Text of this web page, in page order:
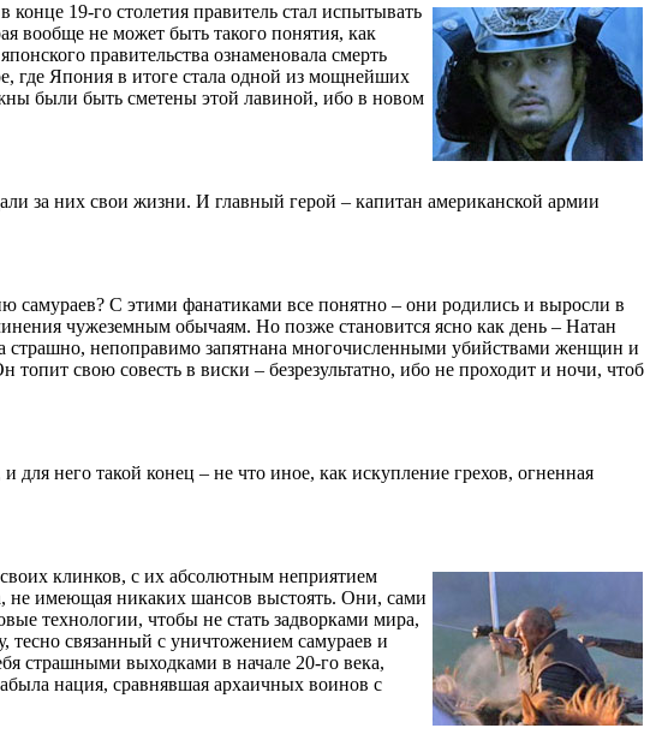
19-го столетия правитель стал испытывать
вообще не может быть такого понятия, как
правительства ознаменовала смерть
где Япония в итоге стала одной из мощнейших
были быть сметены этой лавиной, ибо в новом
за них свои жизни. И главный герой – капитан американской армии
самураев? С этими фанатиками все понятно – они родились и выросли в
чужеземным обычаям. Но позже становится ясно как день – Натан
непоправимо запятнана многочисленными убийствами женщин и
свою совесть в виски – безрезультатно, ибо не проходит и ночи, чтоб
него такой конец – не что иное, как искупление грехов, огненная
клинков, с их абсолютным неприятием
не имеющая никаких шансов выстоять. Они, сами
технологии, чтобы не стать задворками мира,
тесно связанный с уничтожением самураев и
страшными выходками в начале 20-го века,
нация, сравнявшая архаичных воинов с